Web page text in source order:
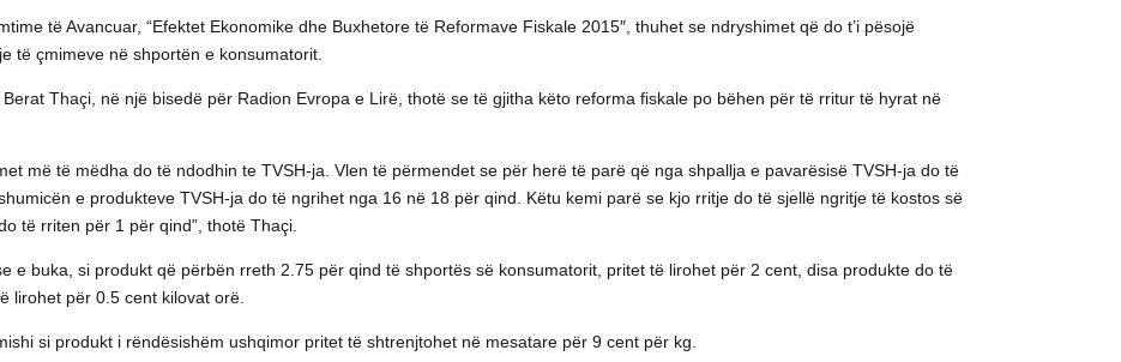
të Avancuar, “Efektet Ekonomike dhe Buxhetore të Reformave Fiskale 2015″, thuhet se ndryshimet që do t’i pësojë
të çmimeve në shportën e konsumatorit.
Thaçi, në një bisedë për Radion Evropa e Lirë, thotë se të gjitha këto reforma fiskale po bëhen për të rritur të hyrat në
më të mëdha do të ndodhin te TVSH-ja. Vlen të përmendet se për herë të parë që nga shpallja e pavarësisë TVSH-ja do të
e produkteve TVSH-ja do të ngrihet nga 16 në 18 për qind. Këtu kemi parë se kjo rritje do të sjellë ngritje të kostos së
të rriten për 1 për qind”, thotë Thaçi.
e buka, si produkt që përbën rreth 2.75 për qind të shportës së konsumatorit, pritet të lirohet për 2 cent, disa produkte do të
lirohet për 0.5 cent kilovat orë.
si produkt i rëndësishëm ushqimor pritet të shtrenjtohet në mesatare për 9 cent për kg.